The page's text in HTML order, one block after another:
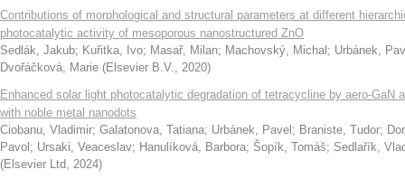
Contributions of morphological and structural parameters at different
photocatalytic activity of mesoporous nanostructured ZnO
Sedlák, Jakub; Kuřitka, Ivo; Masař, Milan; Machovský, Michal ; Urbánek,
Dvořáčková, Marie (Elsevier B.V., 2020)
Enhanced solar light photocatalytic degradation of tetracycline by aero-GaN
with noble metal nanodots
Ciobanu, Vladimir; Galatonova, Tatiana; Urbánek, Pavel ; Braniste, Tudor;
Pavol ; Ursaki, Veaceslav; Hanulíková, Barbora; Šopík, Tomáš; Sedlařík,
(Elsevier Ltd, 2024)